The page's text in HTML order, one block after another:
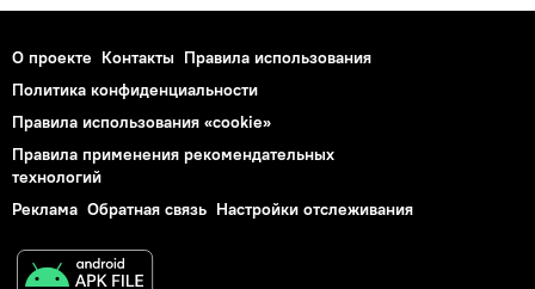
О проекте Контакты Правила использования
Политика конфиденциальности
Правила использования «cookie»
Правила применения рекомендательных
технологий
Реклама Обратная связь Настройки отслеживания